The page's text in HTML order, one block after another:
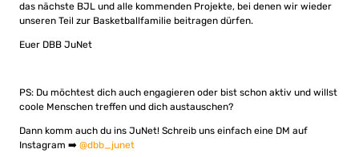
das nächste BJL und alle kommenden Projekte, bei denen wir wieder
unseren Teil zur Basketballfamilie beitragen dürfen.
Euer DBB JuNet
PS: Du möchtest dich auch engagieren oder bist schon aktiv und willst
coole Menschen treffen und dich austauschen?
Dann komm auch du ins JuNet! Schreib uns einfach eine DM auf
Instagram ➡️ @dbb_junet